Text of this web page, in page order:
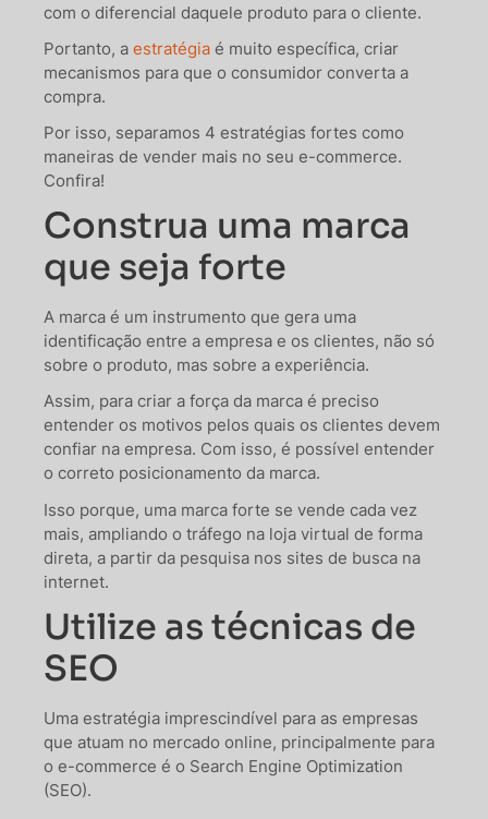
com o diferencial daquele produto para o cliente.
Portanto, a estratégia é muito específica, criar
mecanismos para que o consumidor converta a
compra.
Por isso, separamos 4 estratégias fortes como
maneiras de vender mais no seu e-commerce.
Confira!
Construa uma marca
que seja forte
A marca é um instrumento que gera uma
identificação entre a empresa e os clientes, não só
sobre o produto, mas sobre a experiência.
Assim, para criar a força da marca é preciso
entender os motivos pelos quais os clientes devem
confiar na empresa. Com isso, é possível entender
o correto posicionamento da marca.
Isso porque, uma marca forte se vende cada vez
mais, ampliando o tráfego na loja virtual de forma
direta, a partir da pesquisa nos sites de busca na
internet.
Utilize as técnicas de
SEO
Uma estratégia imprescindível para as empresas
que atuam no mercado online, principalmente para
o e-commerce é o Search Engine Optimization
(SEO).